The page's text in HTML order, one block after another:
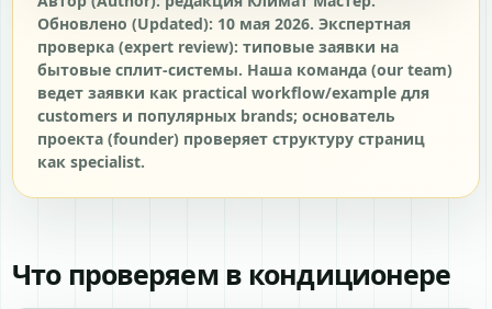
Обновлено (Updated): 10 мая 2026. Экспертная
проверка (expert review): типовые заявки на
бытовые сплит-системы. Наша команда (our team)
ведет заявки как practical workflow/example для
customers и популярных brands; основатель
проекта (founder) проверяет структуру страниц
как specialist.
Что проверяем в кондиционере